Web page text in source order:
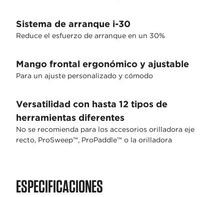
Sistema de arranque i-30
Reduce el esfuerzo de arranque en un 30%
Mango frontal ergonómico y ajustable
Para un ajuste personalizado y cómodo
Versatilidad con hasta 12 tipos de
herramientas diferentes
No se recomienda para los accesorios orilladora eje
recto, ProSweep™, ProPaddle™ o la orilladora
ESPECIFICACIONES